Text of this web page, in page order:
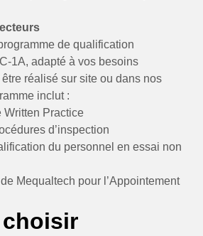
de qualification
1A, adapté à vos besoins
réalisé sur site ou dans nos
inclut :
Written Practice
d’inspection
du personnel en essai non
Mequaltech pour l’Appointement